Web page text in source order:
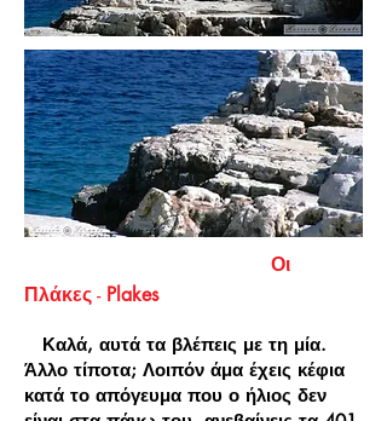
Οι
Πλάκες- Plakes
Καλά, αυτά τα βλέπεις με τη μία.
Άλλο τίποτα; Λοιπόν άμα έχεις κέφια
κατά το απόγευμα που ο ήλιος δεν